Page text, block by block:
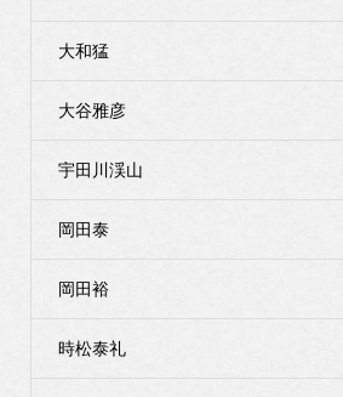
大和猛
大谷雅彦
宇田川渓山
岡田泰
岡田裕
時松泰礼